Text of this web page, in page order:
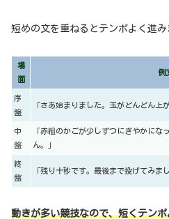
短めの文を重ねるとテンポよく進み
場
面
例
序
盤
「さあ始まりました。玉がどんどん上
中
盤
「赤組のかごが少しずつにぎやかにな
ん。」
終
盤
「残り十秒です。最後まで投げてみま
動きが多い競技なので、短くテン